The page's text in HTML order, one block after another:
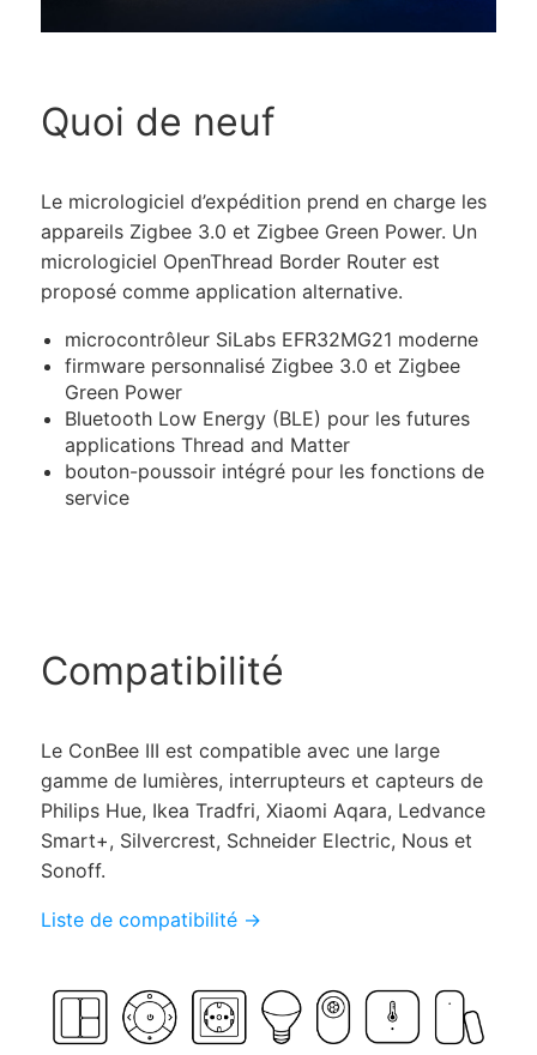
Quoi de neuf
Le micrologiciel d’expédition prend en charge les
appareils Zigbee 3.0 et Zigbee Green Power. Un
micrologiciel OpenThread Border Router est
proposé comme application alternative.
microcontrôleur SiLabs EFR32MG21 moderne
firmware personnalisé Zigbee 3.0 et Zigbee
Green Power
Bluetooth Low Energy (BLE) pour les futures
applications Thread and Matter
bouton-poussoir intégré pour les fonctions de
service
Compatibilité
Le ConBee III est compatible avec une large
gamme de lumières, interrupteurs et capteurs de
Philips Hue, Ikea Tradfri, Xiaomi Aqara, Ledvance
Smart+, Silvercrest, Schneider Electric, Nous et
Sonoff.
Liste de compatibilité →